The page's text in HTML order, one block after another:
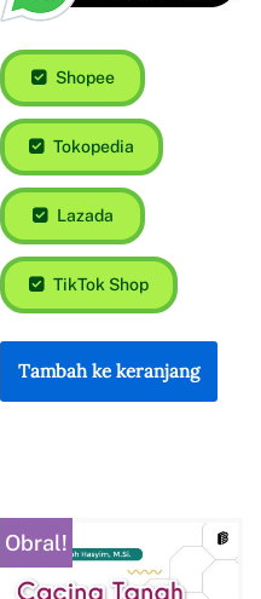
Shopee
Tokopedia
Lazada
TikTok Shop
Tambah ke keranjang
Obral!